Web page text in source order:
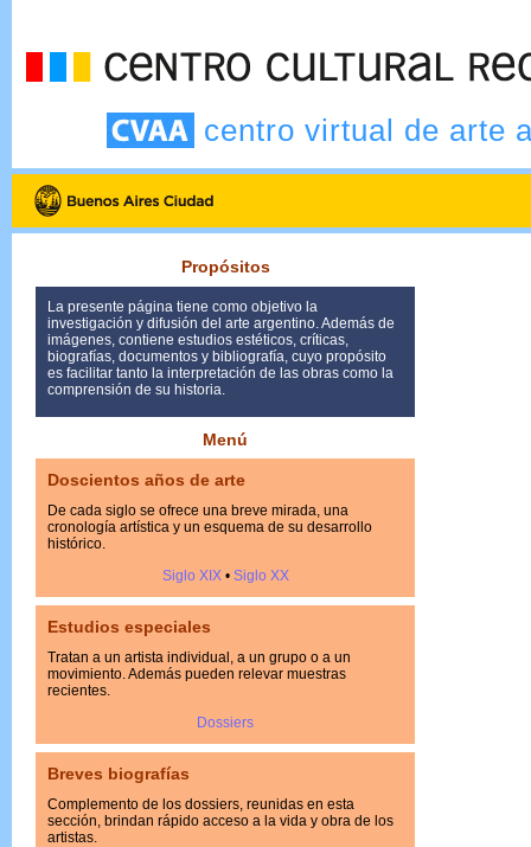
centro virtual de arte
Propósitos
La presente página tiene como objetivo la
investigación y difusión del arte argentino. Además de
imágenes, contiene estudios estéticos, críticas,
biografías, documentos y bibliografía, cuyo propósito
es facilitar tanto la interpretación de las obras como la
comprensión de su historia.
Menú
Doscientos años de arte
De cada siglo se ofrece una breve mirada, una
cronología artística y un esquema de su desarrollo
histórico.
Siglo XIX• Siglo XX
Estudios especiales
Tratan a un artista individual, a un grupo o a un
movimiento. Además pueden relevar muestras
recientes.
Dossiers
Breves biografías
Complemento de los dossiers, reunidas en esta
sección, brindan rápido acceso a la vida y obra de los
artistas.